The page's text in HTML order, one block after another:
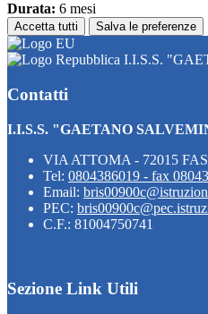
Durata: 6 mesi
Accetta tutti Salva le preferenze
I.I.S.S.
Contatti
I.I.S.S. "GAETANO
VIA ATTOMA - 72015
Tel: 0804386019 - fax
Email:
PEC:
C.F.: 81004750741
Sezione Link Utili